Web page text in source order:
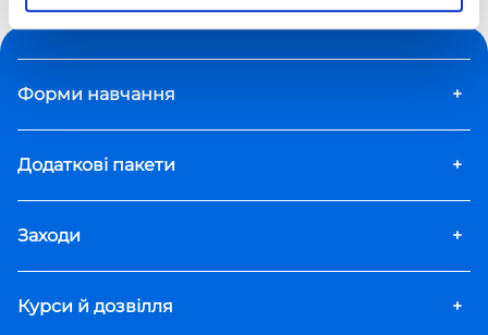
Форми навчання +
Додаткові пакети +
Заходи +
Курси й дозвілля +